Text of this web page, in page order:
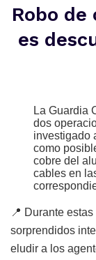
Robo de
es
La Guardia
dos
investigado
como
cobre del
cables en
📍 Durante
sorprendidos
eludir a los